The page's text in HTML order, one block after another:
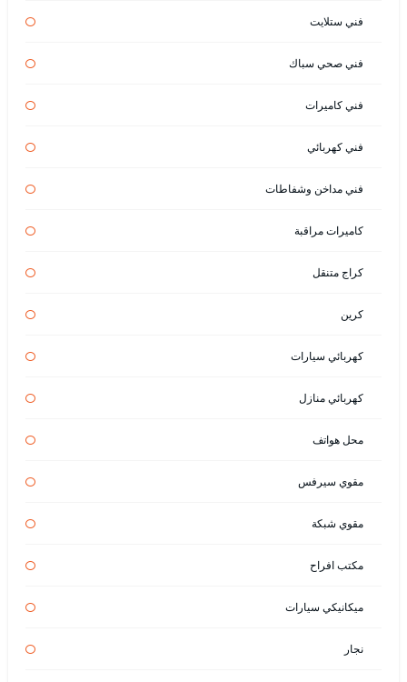
فني ستلايت
فني صحي سباك
فني كاميرات
فني كهربائي
فني مداخن وشفاطات
كاميرات مراقبة
كراج متنقل
كرين
كهربائي سيارات
كهربائي منازل
محل هواتف
مقوي سيرفس
مقوي شبكة
مكتب افراح
ميكانيكي سيارات
نجار